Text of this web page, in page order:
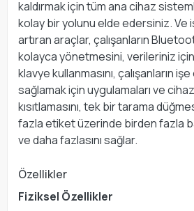
kaldırmak için tüm ana cihaz
kolay bir yolunu elde edersiniz. Ve
artıran araçlar, çalışanların
kolayca yönetmesini, verileriniz
klavye kullanmasını, çalışanların
sağlamak için uygulamaları ve
kısıtlamasını, tek bir tarama
fazla etiket üzerinde birden fazla
ve daha fazlasını sağlar.
Özellikler
Fiziksel Özellikler